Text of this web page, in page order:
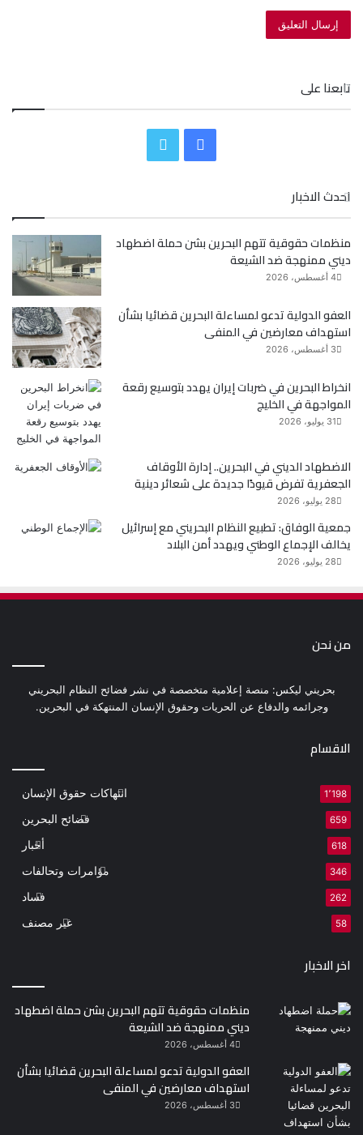
تابعنا على
ب
ت
احدث الاخبار
منظمات حقوقية تتهم البحرين بشن حملة اضطهاد
ديني ممنهجة ضد الشيعة
4 أغسطس، 2026
العفو الدولية تدعو لمساءلة البحرين قضائيا بشأن
استهداف معارضين في المنفى
3 أغسطس، 2026
انخراط البحرين في ضربات إيران يهدد بتوسيع رقعة
المواجهة في الخليج
31 يوليو، 2026
الاضطهاد الديني في البحرين.. إدارة الأوقاف
الجعفرية تفرض قيودًا جديدة على شعائر دينية
28 يوليو، 2026
جمعية الوفاق: تطبيع النظام البحريني مع إسرائيل
يخالف الإجماع الوطني ويهدد أمن البلاد
28 يوليو، 2026
من نحن
بحريني ليكس: منصة إعلامية متخصصة في نشر فضائح النظام البحريني
وجرائمه والدفاع عن الحريات وحقوق الإنسان المنتهكة في البحرين.
الاقسام
انتهاكات حقوق الإنسان 1٬198
فضائح البحرين 659
أخبار 618
مؤامرات وتحالفات 346
فساد 262
غير مصنف 58
اخر الاخبار
منظمات حقوقية تتهم البحرين بشن حملة اضطهاد
ديني ممنهجة ضد الشيعة
4 أغسطس، 2026
العفو الدولية تدعو لمساءلة البحرين قضائيا بشأن
استهداف معارضين في المنفى
3 أغسطس، 2026